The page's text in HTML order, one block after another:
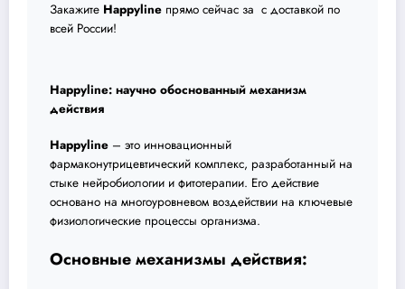
Закажите Happyline прямо сейчас за с доставкой по
всей России!
Happyline: научно обоснованный механизм
действия
Happyline – это инновационный
фармаконутрицевтический комплекс, разработанный на
стыке нейробиологии и фитотерапии. Его действие
основано на многоуровневом воздействии на ключевые
физиологические процессы организма.
Основные механизмы действия: